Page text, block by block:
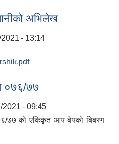
अभिलेख
- 13:14
०७६/७७
2021 - 09:45
७७ को एकिकृत आय बेयको बिबरण